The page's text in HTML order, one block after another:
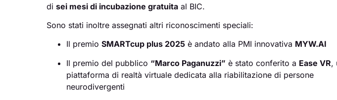
disei mesi di incubazione gratuita al BIC.
Sono stati inoltre assegnati altri riconoscimenti speciali:
Il premioSMARTcup plus 2025 è andato alla PMI innovativa MYW.AI
Il premio del pubblico “Marco Paganuzzi” è stato conferito a Ease VR,
piattaforma di realtà virtuale dedicata alla riabilitazione di persone
neurodivergenti